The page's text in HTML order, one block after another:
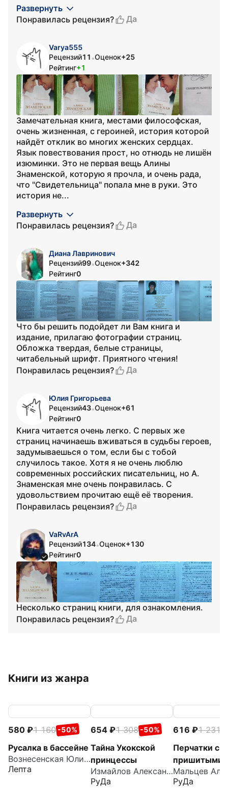
Развернуть
Понравилась рецензия?
Да
Varya555
Рецензий11 •Оценок+25
Рейтинг+1
Замечательная книга, местами философская,
очень жизненная, с героиней, история которой
найдёт отклик во многих женских сердцах.
Язык повествования прост, но отнюдь не лишён
изюминки. Это не первая вещь Алины
Знаменской, которую я прочла, и очень рада,
что "Свидетельница" попала мне в руки. Это
история не...
Развернуть
Понравилась рецензия?
Да
Диана Лавринович
Рецензий99•Оценок+342
Рейтинг0
Что бы решить подойдет ли Вам книга и
издание, прилагаю фотографии страниц.
Обложка твердая, белые страницы,
читабельный шрифт. Приятного чтения!
Понравилась рецензия?
Да
Юлия Григорьева
Рецензий43•Оценок+61
Рейтинг0
Книга читается очень легко. С первых же
страниц начинаешь вживаться в судьбы героев,
задумываешься о том, если бы с тобой
случилось такое. Хотя я не очень люблю
современных российских писательниц, но А.
Знаменская мне очень понравилась. С
удовольствием прочитаю ещё её творения.
Понравилась рецензия?
Да
VaRvArA
Рецензий134•Оценок+130
Рейтинг0
Несколько страниц книги, для ознакомления.
Понравилась рецензия?
Да
Книги из жанра
580 1 160 -50%
Русалка в бассейне
Вознесенская Юлия Николаевна
Лепта
654 1 308 -50%
Тайна Укокской
принцессы
Измайлов Александр
РуДа
616 1 231
Перчатки с
пришитыми
пальцами
РуДа